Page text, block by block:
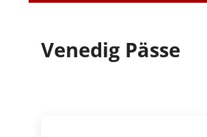
Venedig Pässe